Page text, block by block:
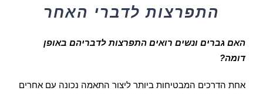
התפרצות לדברי האחר
האם גברים ונשים רואים התפרצות לדבריהם באופן
דומה?
אחת הדרכים המבטיחות ביותר ליצור התאמה נכונה עם אחרים